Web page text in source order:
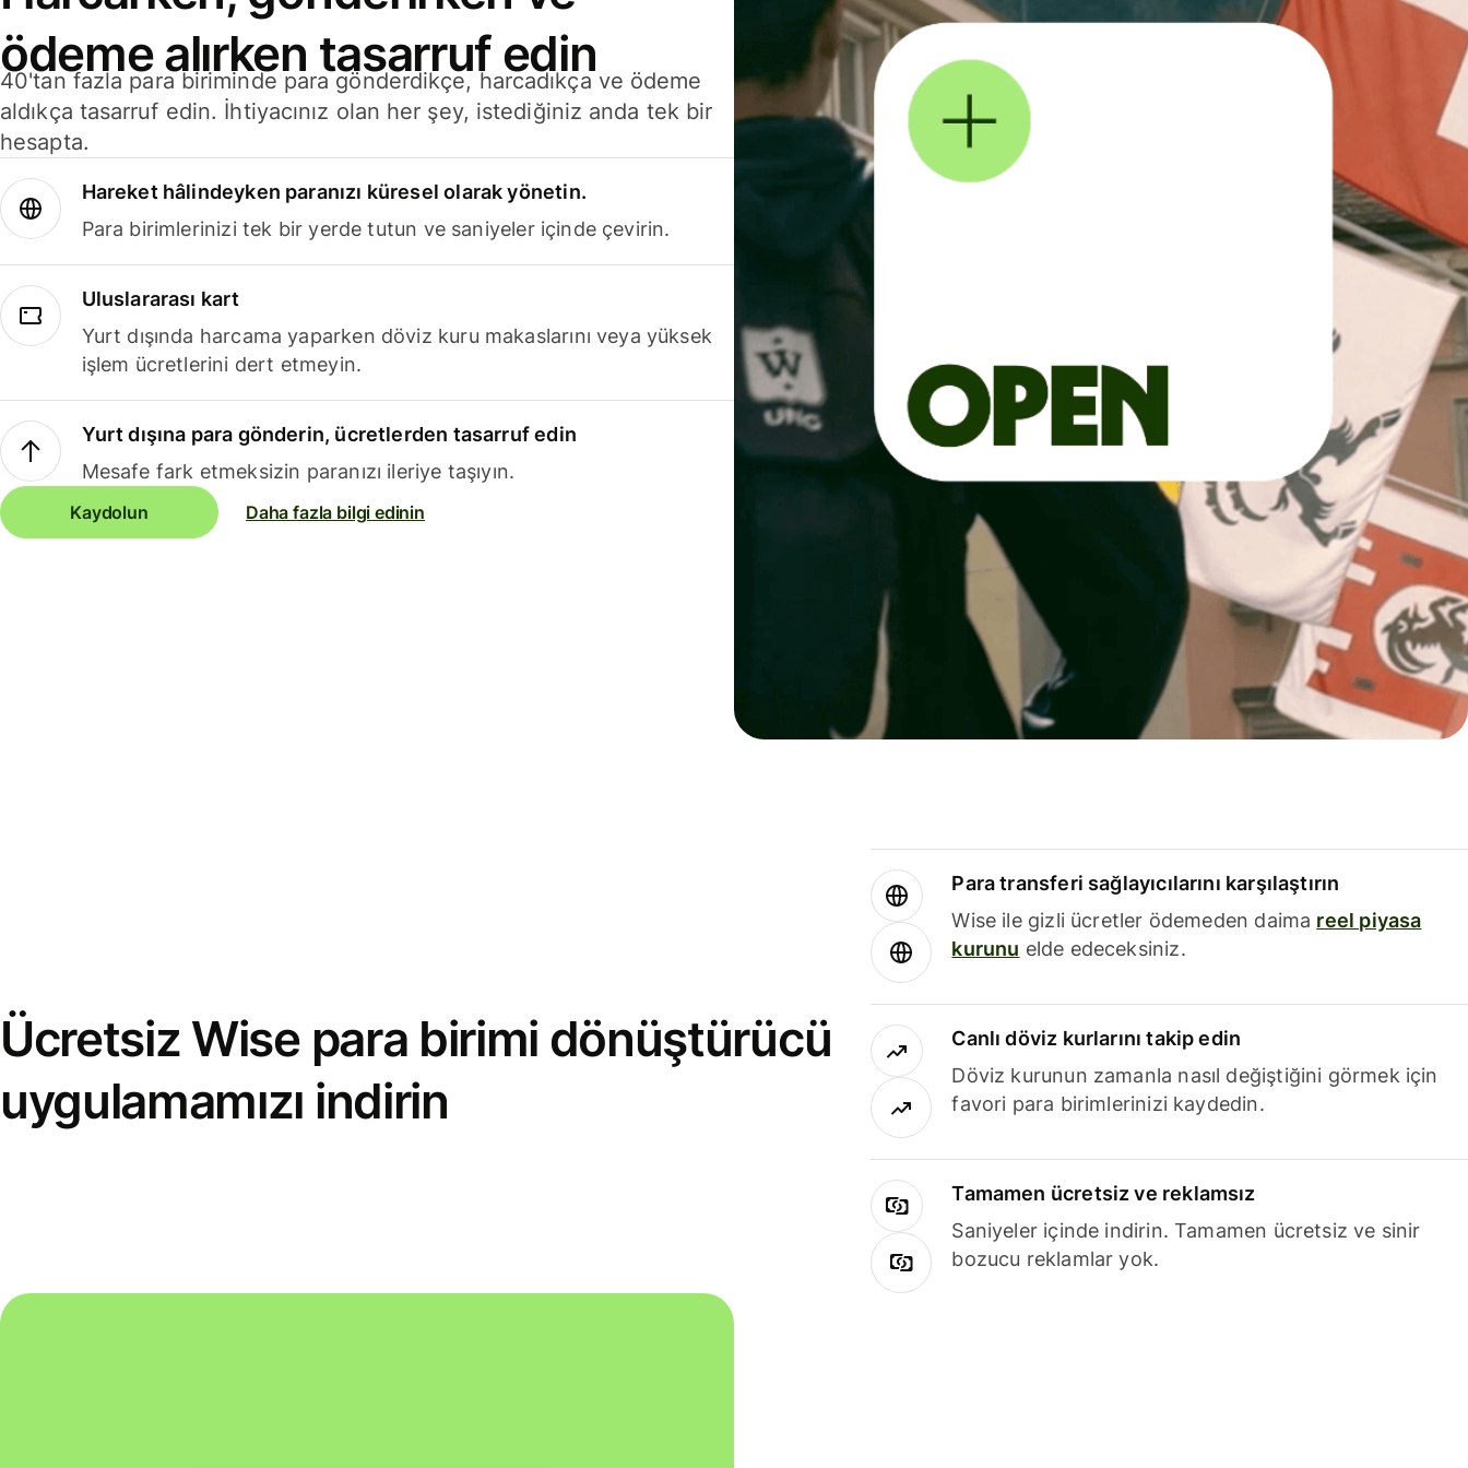
ödeme alırken tasarruf edin
40'tan fazla para biriminde para gönderdikçe, harcadıkça ve ödeme
aldıkça tasarruf edin. İhtiyacınız olan her şey, istediğiniz anda tek bir
hesapta.
Hareket hâlindeyken paranızı küresel olarak yönetin.
Para birimlerinizi tek bir yerde tutun ve saniyeler içinde çevirin.
Uluslararası kart
Yurt dışında harcama yaparken döviz kuru makaslarını veya yüksek
işlem ücretlerini dert etmeyin.
Yurt dışına para gönderin, ücretlerden tasarruf edin
Mesafe fark etmeksizin paranızı ileriye taşıyın.
Kaydolun Daha fazla bilgi edinin
Ücretsiz Wise para birimi dönüştürücü
uygulamamızı indirin
Para transferi sağlayıcılarını karşılaştırın
Wise ile gizli ücretler ödemeden daima reel piyasa
kurunu elde edeceksiniz.
Canlı döviz kurlarını takip edin
Döviz kurunun zamanla nasıl değiştiğini görmek için
favori para birimlerinizi kaydedin.
Tamamen ücretsiz ve reklamsız
Saniyeler içinde indirin. Tamamen ücretsiz ve sinir
bozucu reklamlar yok.